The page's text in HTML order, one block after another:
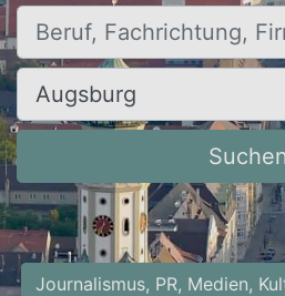
Beruf, Fachrichtung, Firma
Ort, Stadt
Suchen
Journalismus, PR, Medien,